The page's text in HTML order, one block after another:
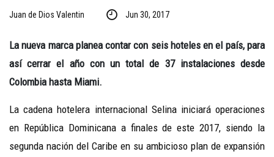
Juan de Dios Valentin Jun 30, 2017
La nueva marca planea contar con seis hoteles en el país, para
así cerrar el año con un total de 37 instalaciones desde
Colombia hasta Miami.
La cadena hotelera internacional Selina iniciará operaciones
en República Dominicana a finales de este 2017, siendo la
segunda nación del Caribe en su ambicioso plan de expansión